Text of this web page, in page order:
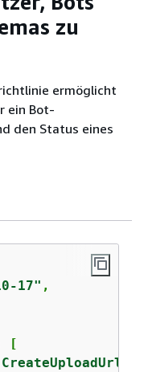
zu
ermöglicht
ein Bot-
den Status eines
17" ,
[